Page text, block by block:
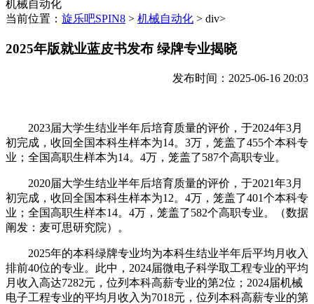
机械自动化
当前位置： 旋乐吧SPIN8 > 机械自动化 > div>
2025年版就业蓝皮书发布 绿牌专业揭晓
发布时间：2025-06-16 20:03
2023届大学生结业半年后培育质量的评价，于2024年3月
初完成，收回全国本科生样本为14。3万，笼盖了455个本科专
业；全国高职生样本为14。4万，笼盖了587个高职专业。
2020届大学生结业半年后培育质量的评价，于2021年3月
初完成，收回全国本科生样本为12。4万，笼盖了401个本科专
业；全国高职生样本14。4万，笼盖了582个高职专业。（数据
阐发：麦可思研究院）。
2025年的本科绿牌专业均为本科生结业半年后平均月收入
排前40位的专业。此中，2024届微电子科学取工程专业的平均
月收入高达7282元，位列本科高薪专业的第2位；2024届机械
电子工程专业的平均月收入为7018元，位列本科高薪专业的第